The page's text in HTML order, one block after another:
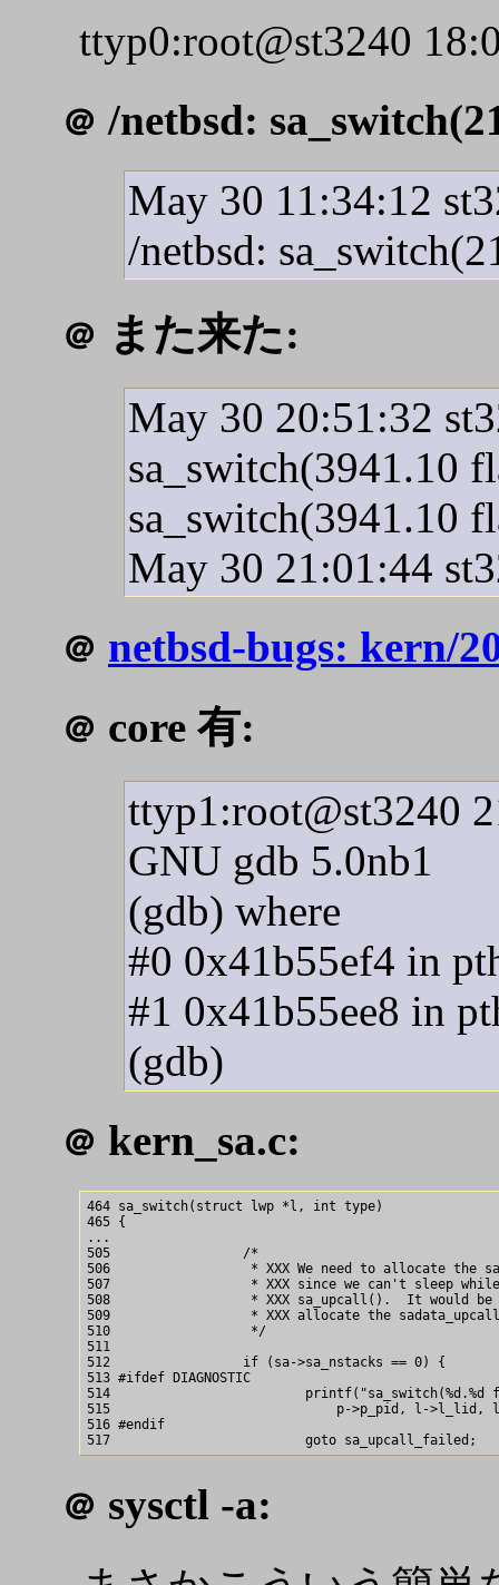
ttyp0:root@st3240
＠ /netbsd:
May 30 11:34:12
/netbsd:
＠ また来た:
May 30 20:51:32
sa_switch(3941.10
sa_switch(3941.10
May 30 21:01:44
＠ netbsd-bugs: kern/
＠ core 有:
ttyp1:root@st3240
GNU gdb 5.0nb1
(gdb) where
#0 0x41b55ef4 in
#1 0x41b55ee8 in
(gdb)
＠ kern_sa.c:
464 sa_switch(struct lwp *l, int type)
465 {
...
505                 /*
506                  * XXX We need to allocate the
507                  * XXX since we can't sleep while
508                  * XXX sa_upcall().  It would be
509                  * XXX allocate the
510                  */
511
512                 if (sa->sa_nstacks == 0) {
513 #ifdef DIAGNOSTIC
514                         printf("sa_switch(%d.%d
515                             p->p_pid, l->l_lid,
516 #endif
＠ sysctl -a: